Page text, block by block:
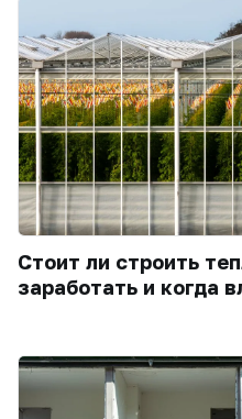
Стоит ли строить
заработать и когда